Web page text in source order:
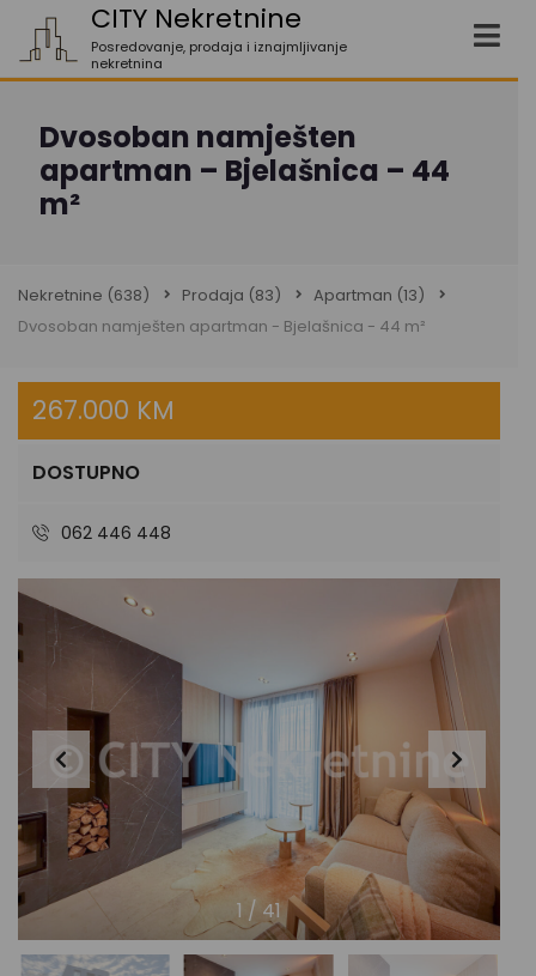
CITY Nekretnine
Posredovanje, prodaja i iznajmljivanje
nekretnina
Dvosoban namješten
apartman – Bjelašnica – 44
m²
Nekretnine (638) Prodaja (83) Apartman (13)
Dvosoban namješten apartman - Bjelašnica - 44 m²
267.000 KM
DOSTUPNO
062 446 448
1 / 41